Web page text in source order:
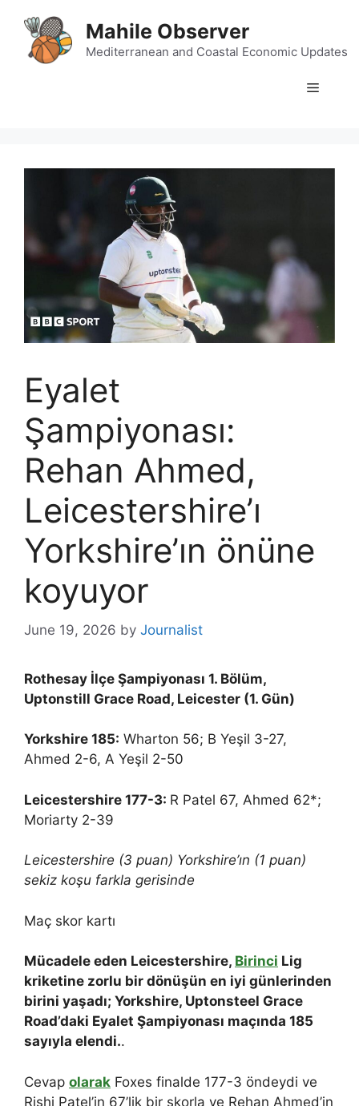
content
Mahile Observer
Mediterranean and Coastal Economic Updates
Menu
Eyalet
Şampiyonası:
Rehan Ahmed,
Leicestershire’ı
Yorkshire’ın önüne
koyuyor
June 19, 2026 by Journalist
Rothesay İlçe Şampiyonası 1. Bölüm,
Uptonstill Grace Road, Leicester (1. Gün)
Yorkshire 185: Wharton 56; B Yeşil 3-27,
Ahmed 2-6, A Yeşil 2-50
Leicestershire 177-3: R Patel 67, Ahmed 62*;
Moriarty 2-39
Leicestershire (3 puan) Yorkshire’ın (1 puan)
sekiz koşu farkla gerisinde
Maç skor kartı
Mücadele eden Leicestershire, Birinci Lig
kriketine zorlu bir dönüşün en iyi günlerinden
birini yaşadı; Yorkshire, Uptonsteel Grace
Road’daki Eyalet Şampiyonası maçında 185
sayıyla elendi..
Cevap olarak Foxes finalde 177-3 öndeydi ve
Rishi Patel’in 67’lik bir skorla ve Rehan Ahmed’in